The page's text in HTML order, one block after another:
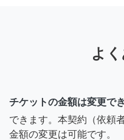
よ
チケットの金額は変更で
できます。本契約（依頼
金額の変更は可能です。